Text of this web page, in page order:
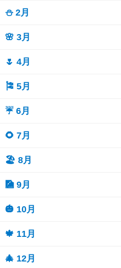
⛄ 2月
🌸 3月
🌷 4月
🎏 5月
☔ 6月
🌻 7月
🏖 8月
🎑 9月
🎃 10月
🍁 11月
🎄 12月